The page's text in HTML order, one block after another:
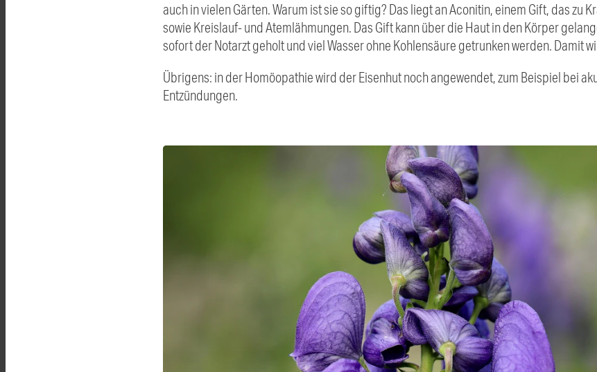
auch in vielen Gärten. Warum ist sie so giftig? Das liegt an Aconitin, einem Gift, das zu
sowie Kreislauf- und Atemlähmungen. Das Gift kann über die Haut in den Körper
sofort der Notarzt geholt und viel Wasser ohne Kohlensäure getrunken werden. Damit
Übrigens: in der Homöopathie wird der Eisenhut noch angewendet, zum Beispiel bei
Entzündungen.